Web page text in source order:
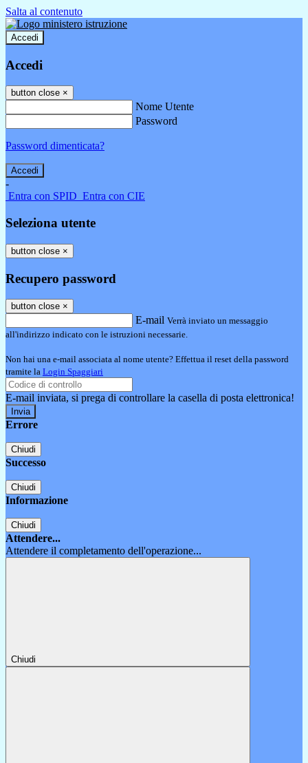
Salta al contenuto
Accedi
Accedi
button close ×
Nome Utente
Password
Password dimenticata?
-
Entra con SPID Entra con CIE
Seleziona utente
button close ×
Recupero password
button close ×
E-mail Verrà inviato un messaggio
all'indirizzo indicato con le istruzioni necessarie.
Non hai una e-mail associata al nome utente? Effettua il reset della password
tramite la Login Spaggiari
E-mail inviata, si prega di controllare la casella di posta elettronica!
Errore
Chiudi
Successo
Chiudi
Informazione
Chiudi
Attendere...
Attendere il completamento dell'operazione...
Chiudi